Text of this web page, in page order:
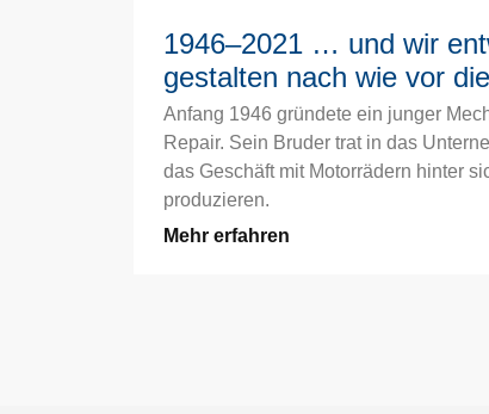
1946–2021 … und wir
gestalten nach wie vor
Anfang 1946 gründete ein junger
Repair. Sein Bruder trat in das
das Geschäft mit Motorrädern hinter
produzieren.
Mehr erfahren